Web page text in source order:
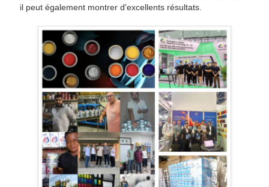
il peut également montrer d'excellents résultats.